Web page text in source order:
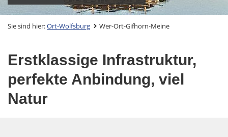
Sie sind hier:Ort-Wolfsburg Wer-Ort-Gifhorn-Meine
Erstklassige Infrastruktur,
perfekte Anbindung, viel
Natur